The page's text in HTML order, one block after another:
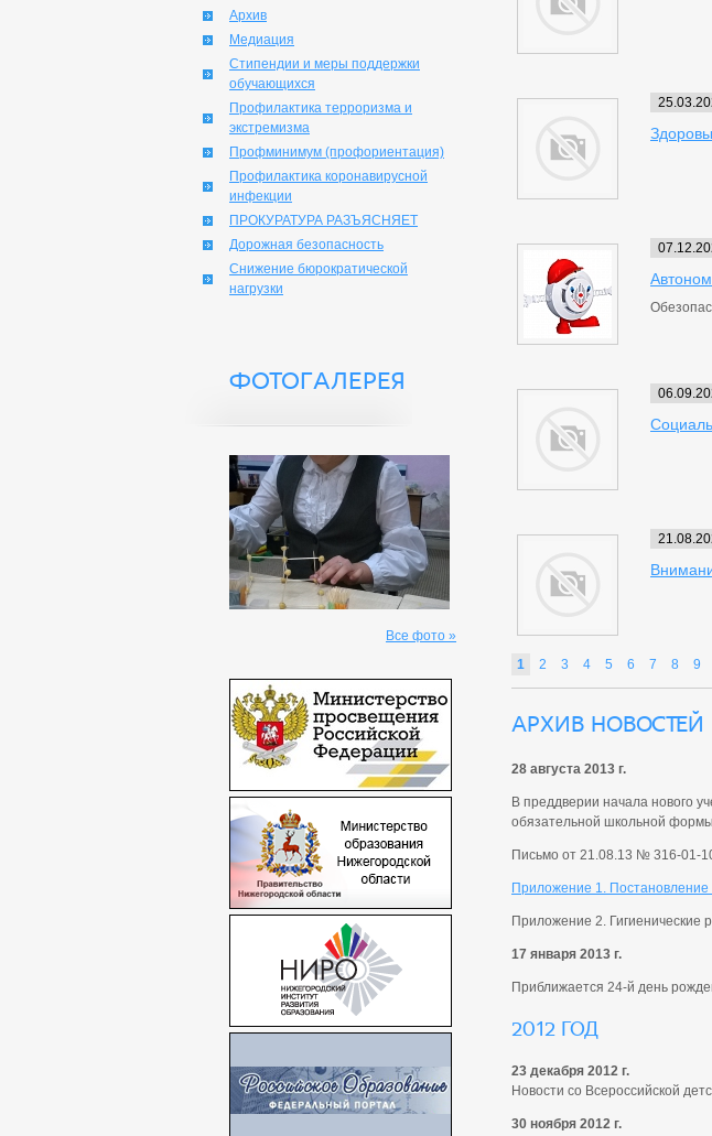
Архив
Медиация
Стипендии и меры поддержки
обучающихся
Профилактика терроризма и
экстремизма
Профминимум (профориентация)
Профилактика коронавирусной
инфекции
ПРОКУРАТУРА РАЗЪЯСНЯЕТ
Дорожная безопасность
Снижение бюрократической
нагрузки
ФОТОГАЛЕРЕЯ
Все фото »
1 2 3 4 5 6 7 8 9
Архив новостей
28 августа 2013 г.
В преддверии начала нового
обязательной школьной
Письмо от 21.08.13 № 316-01-
Приложение 1.
Приложение 2. Гигиенические
17 января 2013 г.
Приближается 24-й день
2012 год
23 декабря 2012 г.
Новости со Всероссийской
30 ноября 2012 г.